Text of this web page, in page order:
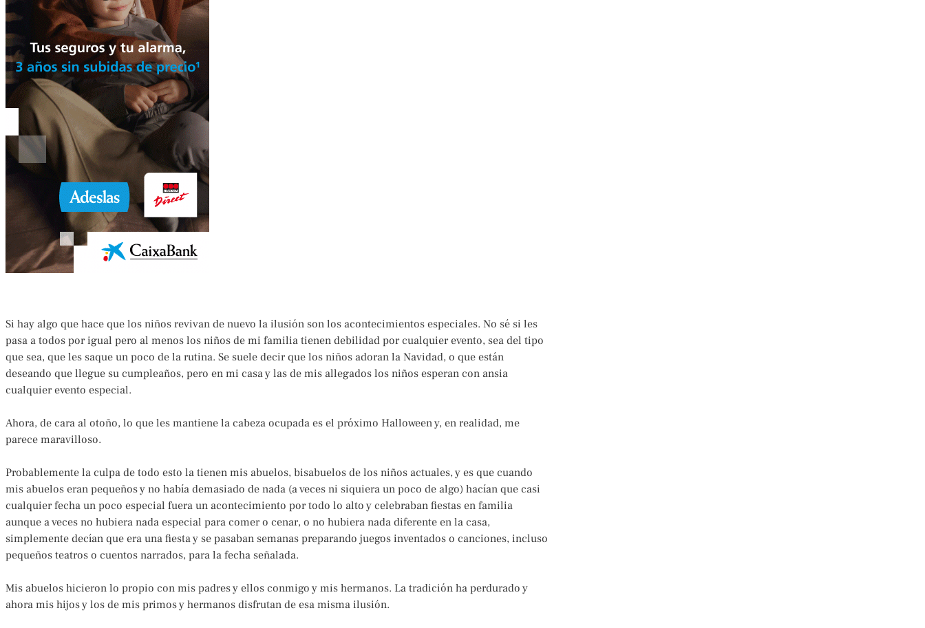
Si hay algo que hace que los niños revivan de nuevo la ilusión son los acontecimientos especiales. No sé si les
pasa a todos por igual pero al menos los niños de mi familia tienen debilidad por cualquier evento, sea del tipo
que sea, que les saque un poco de la rutina. Se suele decir que los niños adoran la Navidad, o que están
deseando que llegue su cumpleaños, pero en mi casa y las de mis allegados los niños esperan con ansia
cualquier evento especial.
Ahora, de cara al otoño, lo que les mantiene la cabeza ocupada es el próximo Halloween y, en realidad, me
parece maravilloso.
Probablemente la culpa de todo esto la tienen mis abuelos, bisabuelos de los niños actuales, y es que cuando
mis abuelos eran pequeños y no había demasiado de nada (a veces ni siquiera un poco de algo) hacían que casi
cualquier fecha un poco especial fuera un acontecimiento por todo lo alto y celebraban fiestas en familia
aunque a veces no hubiera nada especial para comer o cenar, o no hubiera nada diferente en la casa,
simplemente decían que era una fiesta y se pasaban semanas preparando juegos inventados o canciones, incluso
pequeños teatros o cuentos narrados, para la fecha señalada.
Mis abuelos hicieron lo propio con mis padres y ellos conmigo y mis hermanos. La tradición ha perdurado y
ahora mis hijos y los de mis primos y hermanos disfrutan de esa misma ilusión.